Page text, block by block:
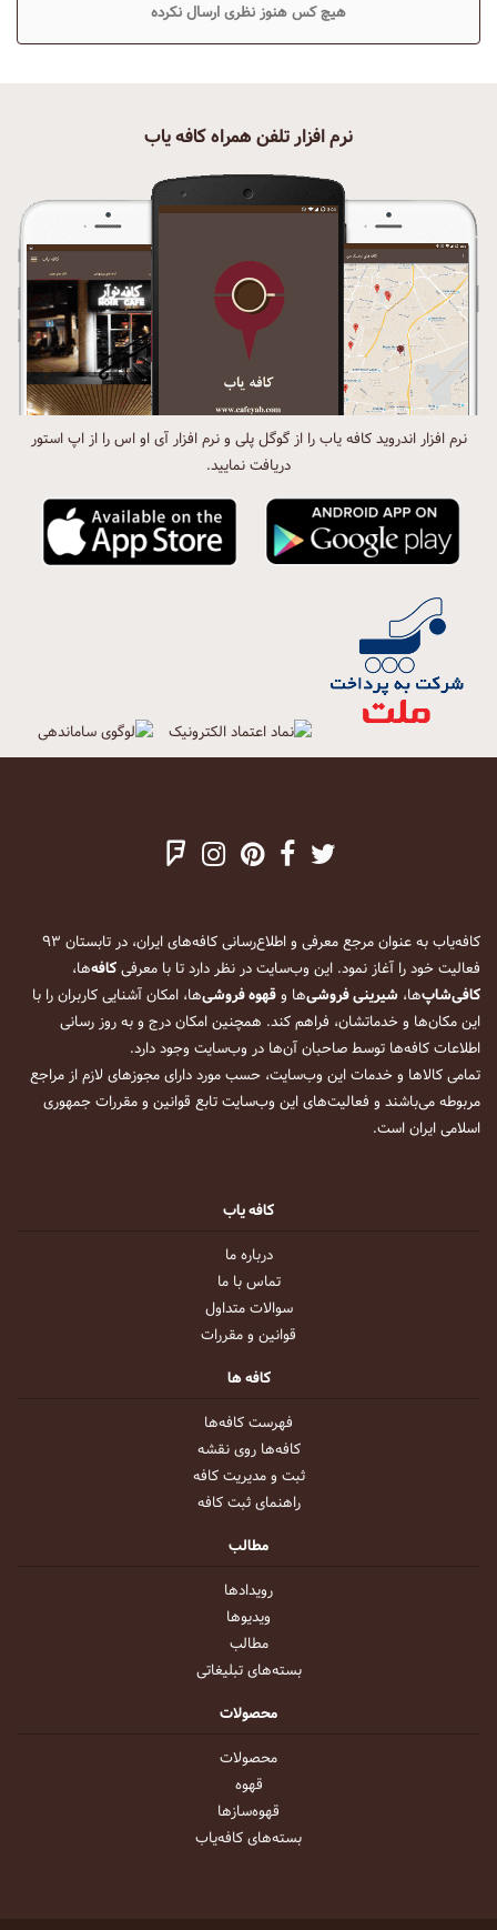
هیچ کس هنوز نظری ارسال نکرده
نرم افزار تلفن همراه کافه یاب
نرم افزار اندروید کافه یاب را از گوگل پلی و نرم افزار آی او اس را از اپ استور
دریافت نمایید.
کافه‌یاب به عنوان مرجع معرفی و اطلاع‌رسانی کافه‌های ایران، در تابستان ۹۳
فعالیت خود را آغاز نمود. این وب‌سایت در نظر دارد تا با معرفیکافه‌ها،
کافی‌شاپ‌ها، شیرینی فروشی‌ها وقهوه فروشی‌ها، امکان آشنایی کاربران را با
این مکان‌ها و خدماتشان، فراهم کند. همچنین امکان درج و به روز رسانی
اطلاعات کافه‌ها توسط صاحبان آن‌ها در وب‌سایت وجود دارد.
تمامی کالاها و خدمات این وب‌سایت، حسب مورد دارای مجوزهای لازم از مراجع
مربوطه می‌باشند و فعالیت‌های این وب‌سایت تابع قوانین و مقررات جمهوری
اسلامی ایران است.
کافه یاب
درباره ما
تماس با ما
سوالات متداول
قوانین و مقررات
کافه ها
فهرست کافه‌ها
کافه‌ها روی نقشه
ثبت و مدیریت کافه
راهنمای ثبت کافه
مطالب
رویداد‌ها
ویدیو‌ها
مطالب
بسته‌های تبلیغاتی
محصولات
محصولات
قهوه
قهوه‌ساز‌ها
بسته‌های کافه‌یاب